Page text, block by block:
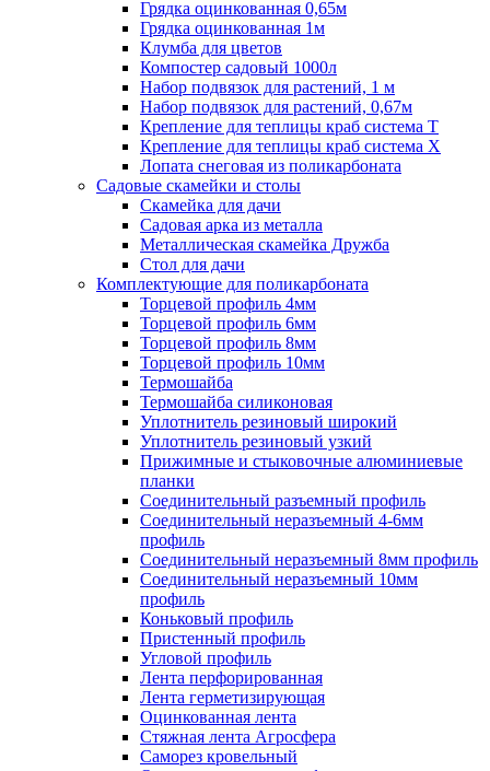
Грядка оцинкованная 0,65м
Грядка оцинкованная 1м
Клумба для цветов
Компостер садовый 1000л
Набор подвязок для растений, 1 м
Набор подвязок для растений, 0,67м
Крепление для теплицы краб система Т
Крепление для теплицы краб система Х
Лопата снеговая из поликарбоната
Садовые скамейки и столы
Скамейка для дачи
Садовая арка из металла
Металлическая скамейка Дружба
Стол для дачи
Комплектующие для поликарбоната
Торцевой профиль 4мм
Торцевой профиль 6мм
Торцевой профиль 8мм
Торцевой профиль 10мм
Термошайба
Термошайба силиконовая
Уплотнитель резиновый широкий
Уплотнитель резиновый узкий
Прижимные и стыковочные алюминиевые
планки
Соединительный разъемный профиль
Соединительный неразъемный 4-6мм
профиль
Соединительный неразъемный 8мм профиль
Соединительный неразъемный 10мм
профиль
Коньковый профиль
Пристенный профиль
Угловой профиль
Лента перфорированная
Лента герметизирующая
Оцинкованная лента
Стяжная лента Агросфера
Саморез кровельный